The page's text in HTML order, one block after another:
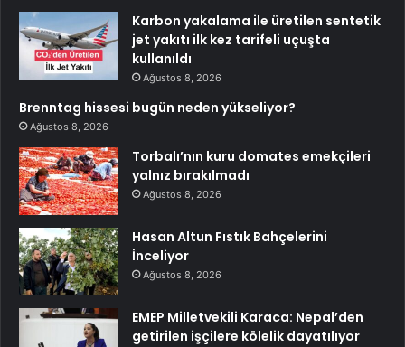
Karbon yakalama ile üretilen sentetik
jet yakıtı ilk kez tarifeli uçuşta
kullanıldı
Ağustos 8, 2026
Brenntag hissesi bugün neden yükseliyor?
Ağustos 8, 2026
Torbalı’nın kuru domates emekçileri
yalnız bırakılmadı
Ağustos 8, 2026
Hasan Altun Fıstık Bahçelerini
İnceliyor
Ağustos 8, 2026
EMEP Milletvekili Karaca: Nepal’den
getirilen işçilere kölelik dayatılıyor